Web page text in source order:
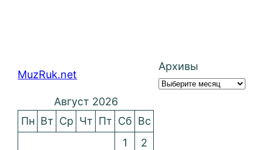
MuzRuk.net
Архивы
Август 2026
Пн Вт Ср Чт Пт Сб Вс
1
2